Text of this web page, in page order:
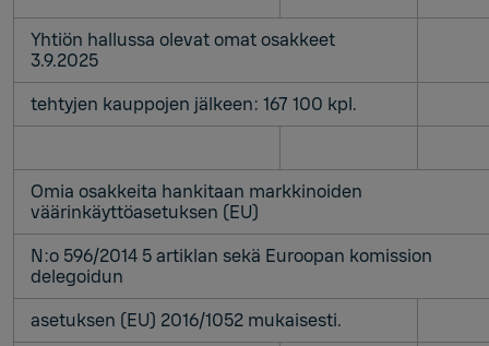
Yhtiön hallussa olevat omat osakkeet
3.9.2025
tehtyjen kauppojen jälkeen: 167 100 kpl.
Omia osakkeita hankitaan markkinoiden
väärinkäyttöasetuksen (EU)
N:o 596/2014 5 artiklan sekä Euroopan komission
delegoidun
asetuksen (EU) 2016/1052 mukaisesti.